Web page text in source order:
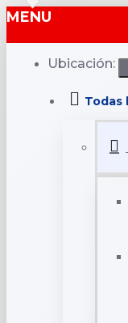
MENU
Ubicación:
Todas